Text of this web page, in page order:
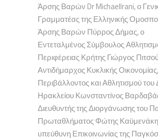
Άρσης Βαρών Dr MichaelIrani, ο
Γραμματέας της Ελληνικής
Άρσης Βαρών Πύρρος Δήμας, ο
Εντεταλμένος Σύμβουλος
Περιφέρειας Κρήτης Γιώργος
Αντιδήμαρχος Κυκλικής Οικονομίας,
Περιβάλλοντος και Αθλητισμού
Ηρακλείου Κωνσταντίνος
Διευθυντής της Διοργάνωσης του
Πρωταθλήματος Φώτης
υπεύθυνη Επικοινωνίας της